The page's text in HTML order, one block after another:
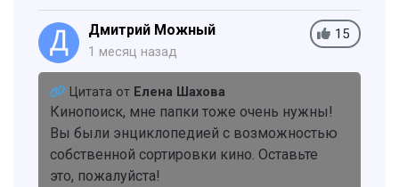
15
Дмитрий Можный
1 месяц назад
Цитата от Елена Шахова
Кинопоиск, мне папки тоже очень нужны!
Вы были энциклопедией с возможностью
собственной сортировки кино. Оставьте
это, пожалуйста!